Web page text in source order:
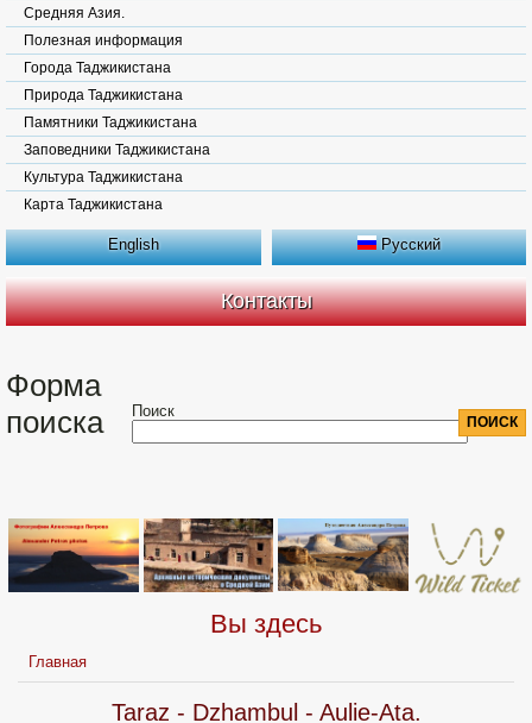
Средняя Азия.
Полезная информация
Города Таджикистана
Природа Таджикистана
Памятники Таджикистана
Заповедники Таджикистана
Культура Таджикистана
Карта Таджикистана
English Русский
Контакты
Форма
поиска
Поиск
Вы здесь
Главная
Taraz - Dzhambul - Aulie-Ata.